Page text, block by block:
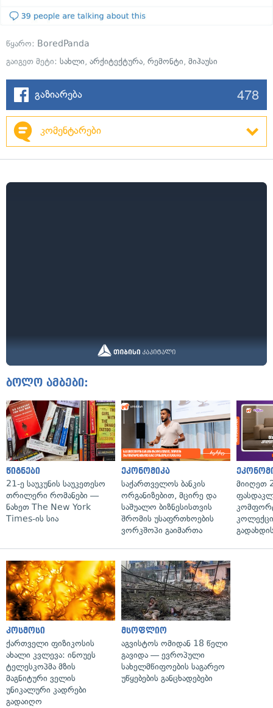
წყარო: BoredPanda
გაიგეთ მეტი: სახლი, არქიტექტურა, რემონტი, მიჰაუსი
გაზიარება 478
კომენტარები
ბოლო ამბები:
წიგნები
21-ე საუკუნის საუკეთესო
თრილერი რომანები —
ნახეთ The New York
Times-ის სია
ეკონომიკა
საქართველოს ბანკის
ორგანიზებით, მცირე და
საშუალო ბიზნესისთვის
შრომის უსაფრთხოების
ვორკშოპი გაიმართა
მიიღეთ
კოსმოსი
ქართველი ფიზიკოსის
ახალი კვლევა: ინოუეს
ტელესკოპმა მზის
მაგნიტური ველის
უნიკალური კადრები
გადაიღო
მსოფლიო
აგვისტოს ომიდან 18 წელი
გავიდა — ევროპული
სახელმწიფოების საგარეო
უწყებების განცხადებები